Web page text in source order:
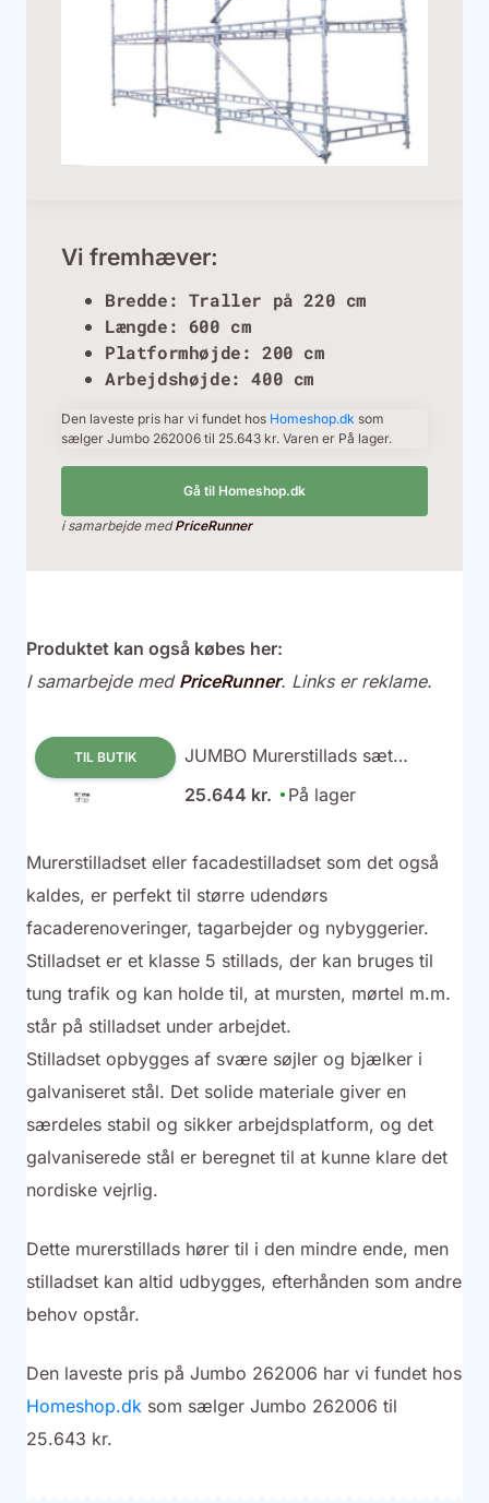
Vi fremhæver:
Bredde: Traller på 220 cm
Længde: 600 cm
Platformhøjde: 200 cm
Arbejdshøjde: 400 cm
Den laveste pris har vi fundet hos Homeshop.dk som
sælger Jumbo 262006 til 25.643 kr. Varen er På lager.
Gå til Homeshop.dk
i samarbejde medPriceRunner
Produktet kan også købes her:
I samarbejde med PriceRunner. Links er reklame.
JUMBO Murerstillads sæt
Tømreropbygning 2x6m.
På lager
25.644 kr.
TIL BUTIK
Murerstilladset eller facadestilladset som det også
kaldes, er perfekt til større udendørs
facaderenoveringer, tagarbejder og nybyggerier.
Stilladset er et klasse 5 stillads, der kan bruges til
tung trafik og kan holde til, at mursten, mørtel m.m.
står på stilladset under arbejdet.
Stilladset opbygges af svære søjler og bjælker i
galvaniseret stål. Det solide materiale giver en
særdeles stabil og sikker arbejdsplatform, og det
galvaniserede stål er beregnet til at kunne klare det
nordiske vejrlig.
Dette murerstillads hører til i den mindre ende, men
stilladset kan altid udbygges, efterhånden som andre
behov opstår.
Den laveste pris på Jumbo 262006 har vi fundet hos
Homeshop.dk som sælger Jumbo 262006 til
25.643 kr.